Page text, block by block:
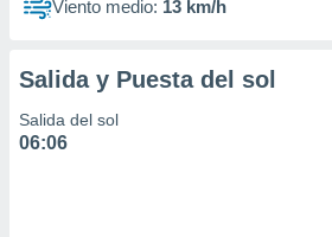
Viento medio: 13 km/h
Salida y Puesta del sol
Salida del sol
06:06